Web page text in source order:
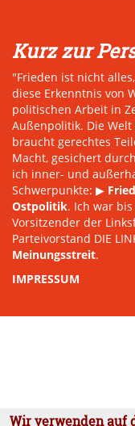
Kurz zur
"Frieden ist nicht
diese Erkenntnis von
politischen Arbeit in
Außenpolitik. Die
braucht gerechtes
Macht, gesichert
ich inner- und
Schwerpunkte: ▶
Ostpolitik. Ich war
Vorsitzender der
Parteivorstand DIE
Meinungsstreit.
IMPRESSUM
Wir verwenden auf